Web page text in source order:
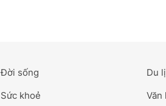
Đời sống
Sức khoẻ
Du
Văn